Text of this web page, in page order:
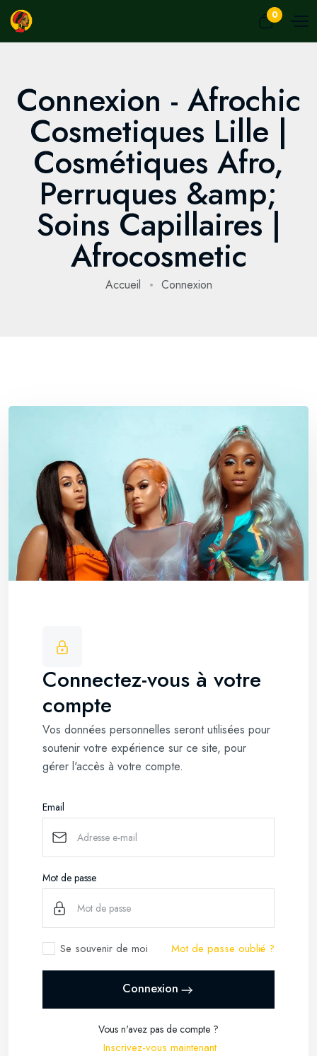
0
Connexion - Afrochic
Cosmetiques Lille |
Cosmétiques Afro,
Perruques &amp;
Soins Capillaires |
Afrocosmetic
Accueil Connexion
Connectez-vous à votre
compte
Vos données personnelles seront utilisées pour
soutenir votre expérience sur ce site, pour
gérer l'accès à votre compte.
Email
Mot de passe
Se souvenir de moi Mot de passe oublié ?
Connexion
Vous n'avez pas de compte ?
Inscrivez-vous maintenant